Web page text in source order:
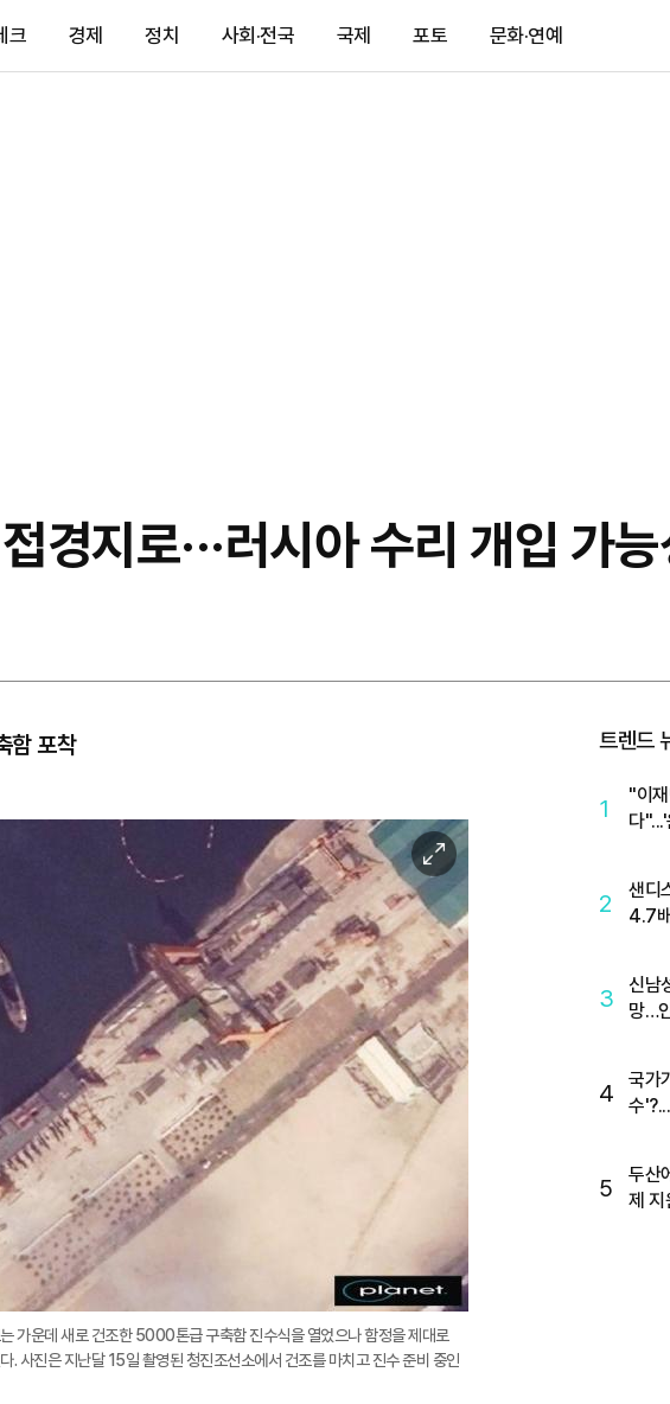
크 경제 정치 사회·전국 국제 포토 문화·연예
경지로···러시아 수리 개입 가
함 포착
이
미
지
확
대
가운데 새로 건조한 5000톤급 구축함 진수식을 열었으나 함정을 제대로
. 사진은 지난달 15일 촬영된 청진조선소에서 건조를 마치고 진수 준비 중인
트렌드
1
"이
다
2
샌디
4.7
3
신남
망…
4
국가
수
5
두산
제 지